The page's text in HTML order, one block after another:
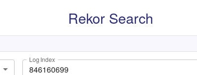
Rekor Search
Log Index